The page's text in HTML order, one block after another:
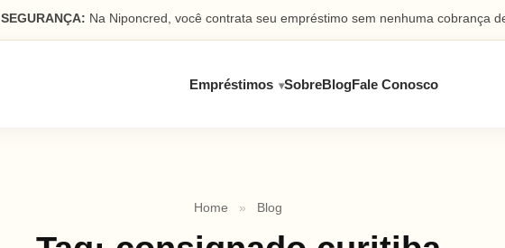
SEGURANÇA: Na Niponcred, você contrata seu empréstimo sem nenhuma cobrança
Empréstimos SobreBlogFale Conosco
Home » Blog